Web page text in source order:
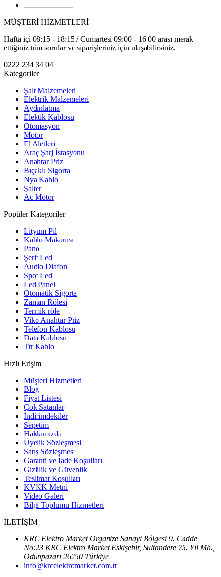
MÜŞTERİ HİZMETLERİ
Hafta içi 08:15 - 18:15 / Cumartesi 09:00 - 16:00 arası merak
ettiğiniz tüm sorular ve siparişleriniz için ulaşabilirsiniz.
0222 234 34 04
Kategoriler
Şalt Malzemeleri
Elektrik Malzemeleri
Aydınlatma
Elektik Kablosu
Otomasyon
Motor
El Aletleri
Araç Şarj İstasyonu
Anahtar Priz
Bıçaklı Sigorta
Nya Kablo
Şalter
Ac Motor
Popüler Kategoriler
Lityum Pil
Kablo Makarası
Pano
Şerit Led
Audio Diafon
Spot Led
Led Panel
Otomatik Sigorta
Zaman Rölesi
Termik röle
Viko Anahtar Priz
Telefon Kablosu
Data Kablosu
Ttr Kablo
Hızlı Erişim
Müşteri Hizmetleri
Blog
Fiyat Listesi
Çok Satanlar
İndirimdekiler
Sepetim
Hakkımızda
Üyelik Sözleşmesi
Satış Sözleşmesi
Garanti ve İade Koşulları
Gizlilik ve Güvenlik
Teslimat Koşulları
KVKK Metni
Video Galeri
Bilgi Toplumu Hizmetleri
İLETİŞİM
KRC Elektro Market Organize Sanayi Bölgesi 9. Cadde
No:23 KRC Elektro Market Eskişehir, Sultandere 75. Yıl Mh.,
Odunpazarı 26250 Türkiye
info@krcelektromarket.com.tr